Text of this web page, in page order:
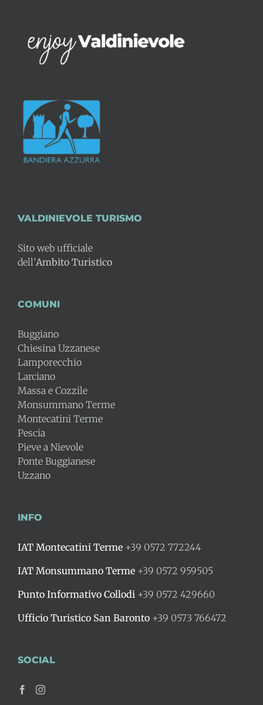
VALDINIEVOLE TURISMO
Sito web ufficiale
dell’Ambito Turistico
COMUNI
Buggiano
Chiesina Uzzanese
Lamporecchio
Larciano
Massa e Cozzile
Monsummano Terme
Montecatini Terme
Pescia
Pieve a Nievole
Ponte Buggianese
Uzzano
INFO
IAT Montecatini Terme +39 0572 772244
IAT Monsummano Terme +39 0572 959505
Punto Informativo Collodi +39 0572 429660
Ufficio Turistico San Baronto +39 0573 766472
SOCIAL